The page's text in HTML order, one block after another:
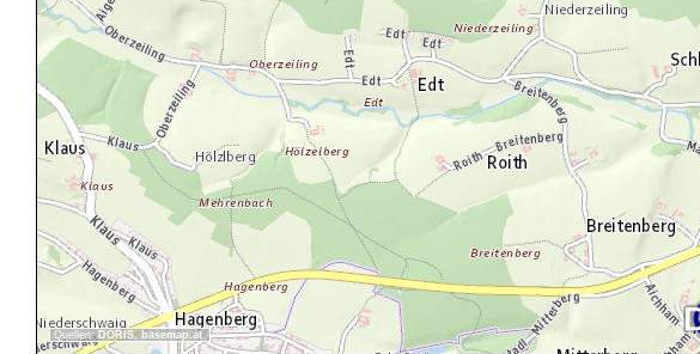
Quellen: DORIS,basemap.at